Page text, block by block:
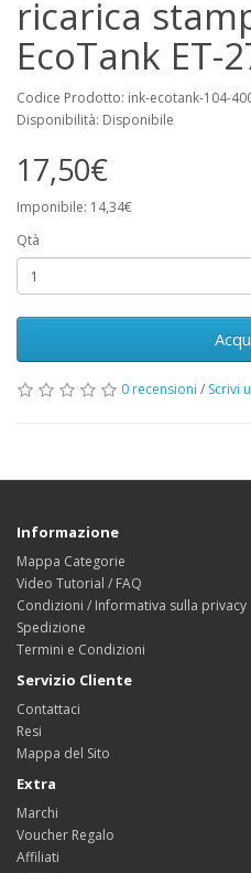
ricarica
EcoTank ET-
Codice Prodotto: ink-ecotank-104-
Disponibilità: Disponibile
17,50€
Imponibile: 14,34€
Qtà
0 recensioni / Scrivi
Informazione
Mappa Categorie
Video Tutorial / FAQ
Condizioni / Informativa sulla privacy
Spedizione
Termini e Condizioni
Servizio Cliente
Contattaci
Resi
Mappa del Sito
Extra
Marchi
Voucher Regalo
Affiliati